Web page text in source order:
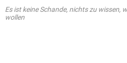
Es ist keine Schande, nichts zu wissen,
wollen